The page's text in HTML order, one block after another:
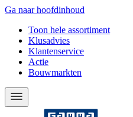
Ga naar hoofdinhoud
Toon hele assortiment
Klusadvies
Klantenservice
Actie
Bouwmarkten